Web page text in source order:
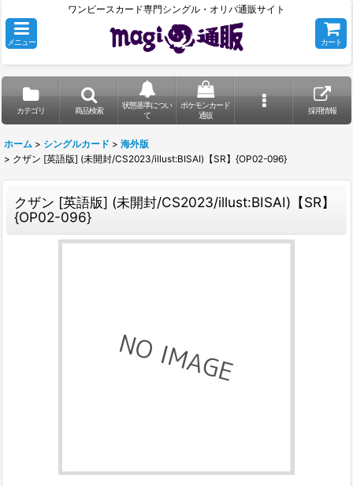
ワンピースカード専門シングル・オリパ通販サイト
メニュー カート
カテゴリ 商品検索
状態基準につい
て
ポケモンカード
通販
採用情報
ホーム > シングルカード > 海外版
> クザン [英語版] (未開封/CS2023/illust:BISAI)【SR】{OP02-096}
クザン [英語版] (未開封/CS2023/illust:BISAI)【SR】
{OP02-096}